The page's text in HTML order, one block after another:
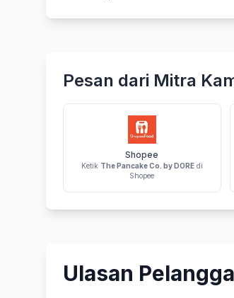
Pesan dari Mitra
Shopee
Ketik The Pancake Co. by DOREdi
Shopee
Ulasan